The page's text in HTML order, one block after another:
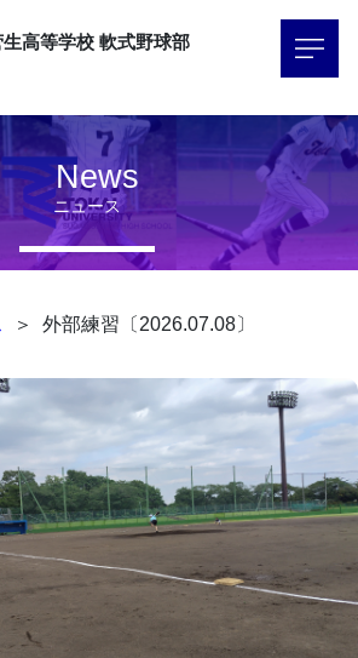
高等学校 軟式野球部
ニュース
News
＞ 外部練習〔2026.07.08〕